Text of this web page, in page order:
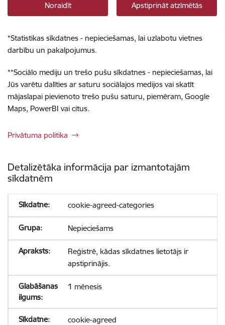
Noraidīt Apstiprināt atzīmētās
*Statistikas sīkdatnes - nepieciešamas, lai uzlabotu vietnes
darbību un pakalpojumus.
**Sociālo mediju un trešo pušu sīkdatnes - nepieciešamas, lai
Jūs varētu dalīties ar saturu sociālajos medijos vai skatīt
mājaslapai pievienoto trešo pušu saturu, piemēram, Google
Maps, PowerBI vai citus.
Privātuma politika
Detalizētāka informācija par izmantotajām
sīkdatnēm
cookie-agreed-categories
Nepieciešams
Reģistrē, kādas sīkdatnes lietotājs ir
apstiprinājis.
1 mēnesis
cookie-agreed